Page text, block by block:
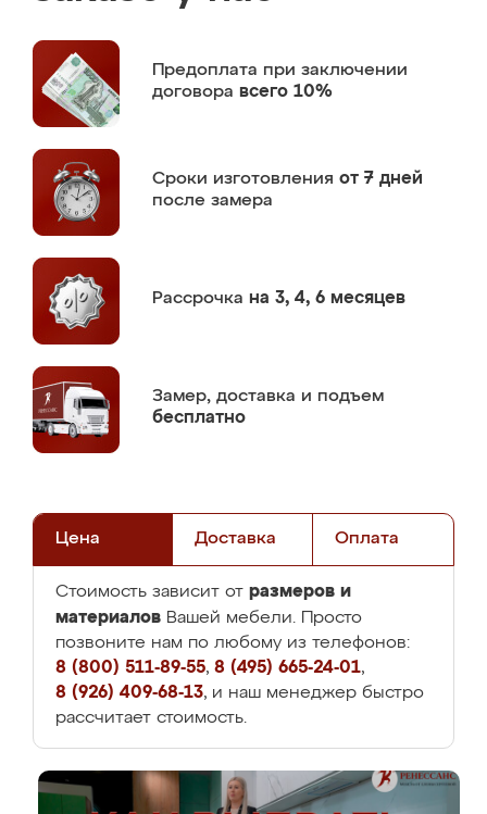
Предоплата при заключении
договора всего 10%
Сроки изготовления от 7 дней
после замера
Рассрочка на 3, 4, 6 месяцев
Замер, доставка и подъем
бесплатно
Цена Доставка Оплата
Стоимость зависит от размеров и
материалов Вашей мебели. Просто
позвоните нам по любому из телефонов:
8 (800) 511-89-55, 8 (495) 665-24-01,
8 (926) 409-68-13, и наш менеджер быстро
рассчитает стоимость.